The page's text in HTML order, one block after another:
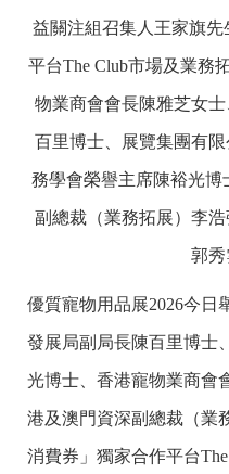
益關注組召集人王家旗先
平台The Club市場及業務
物業商會會長陳雅芝女
百里博士、展覽集團有
務學會榮譽主席陳裕光博
副總裁（業務拓展）李
郭秀
優質寵物用品展2026今日
發展局副局長陳百里博士
光博士、香港寵物業商會
港及澳門資深副總裁（業
消費券」獨家合作平台